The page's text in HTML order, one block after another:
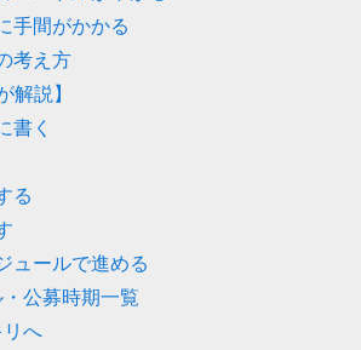
手間がかかる
考え方
解説】
書く
る
ュールで進める
公募時期一覧
へ